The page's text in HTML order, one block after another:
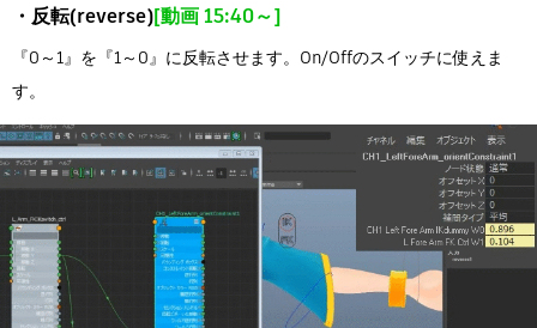
・反転(reverse)[動画 15:40～]
『0～1』を『1～0』に反転させます。On/Offのスイッチに使えま
す。